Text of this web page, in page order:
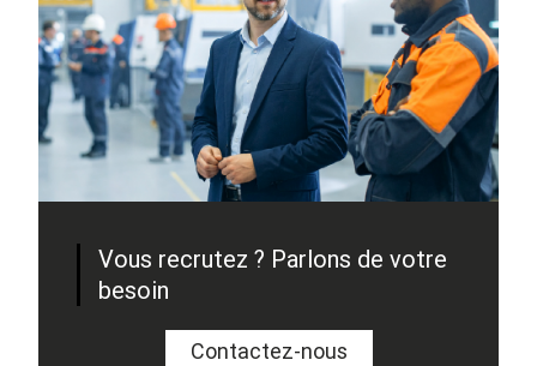
Vous recrutez ? Parlons de votre
besoin
Contactez-nous